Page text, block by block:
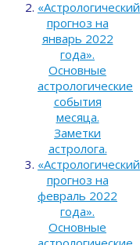
«Астрологический
прогноз на
январь 2022
года».
Основные
астрологические
события
месяца.
Заметки
астролога.
«Астрологический
прогноз на
февраль 2022
года».
Основные